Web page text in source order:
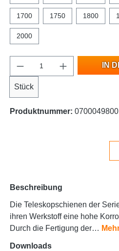
1700 1750 1800
2000
Stück
IN
Produktnummer:
Beschreibung
Die Teleskopschienen der
ihren Werkstoff eine hohe
Durch die Fertigung der…
Downloads